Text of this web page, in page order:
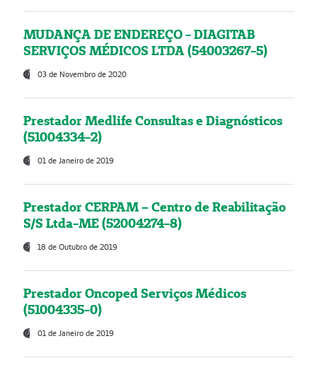
MUDANÇA DE ENDEREÇO - DIAGITAB
SERVIÇOS MÉDICOS LTDA (54003267-5)
03 de Novembro de 2020
Prestador Medlife Consultas e Diagnósticos
(51004334-2)
01 de Janeiro de 2019
Prestador CERPAM – Centro de Reabilitação
S/S Ltda-ME (52004274-8)
18 de Outubro de 2019
Prestador Oncoped Serviços Médicos
(51004335-0)
01 de Janeiro de 2019